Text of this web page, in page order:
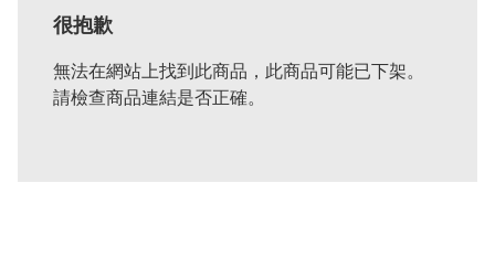
很抱歉
無法在網站上找到此商品，此商品可能已下架。
請檢查商品連結是否正確。